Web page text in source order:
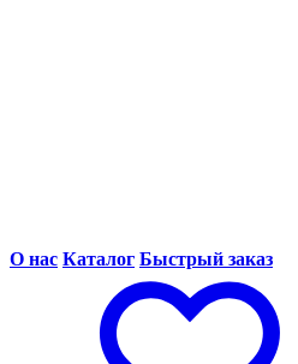
О нас Каталог Быстрый заказ